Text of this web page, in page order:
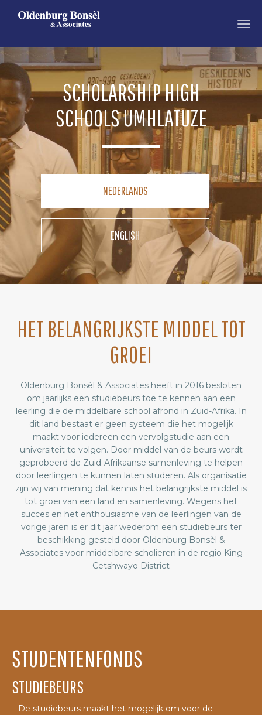
OLDENBURG
SCHOLARSHIP HIGH
SCHOOLS UMHLATUZE
NEDERLANDS
ENGLISH
HET BELANGRIJKSTE MIDDEL TOT
GROEI
Oldenburg Bonsèl & Associates heeft in 2016 besloten
om jaarlijks een studiebeurs toe te kennen aan een
leerling die de middelbare school afrond in Zuid-Afrika. In
dit land bestaat er geen systeem die het mogelijk
maakt voor iedereen een vervolgstudie aan een
universiteit te volgen. Door middel van de beurs wordt
geprobeerd de Zuid-Afrikaanse samenleving te helpen
door leerlingen te kunnen laten studeren. Als organisatie
zijn wij van mening dat kennis het belangrijkste middel is
tot groei van een land en samenleving. Wegens het
succes en het enthousiasme van de leerlingen van de
vorige jaren is er dit jaar wederom een studiebeurs ter
beschikking gesteld door Oldenburg Bonsèl &
Associates voor middelbare scholieren in de regio King
Cetshwayo District
STUDENTENFONDS
STUDIEBEURS
De studiebeurs maakt het mogelijk om voor de